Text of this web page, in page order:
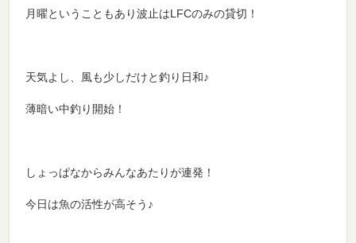
月曜ということもあり波止はLFCのみの貸切！
天気よし、風も少しだけと釣り日和♪
薄暗い中釣り開始！
しょっぱなからみんなあたりが連発！
今日は魚の活性が高そう♪